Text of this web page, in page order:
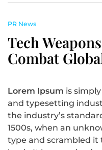
PR News
Tech
Combat
Lorem Ipsum is
and typesetting
the industry’s
1500s, when an
type and scrambled it